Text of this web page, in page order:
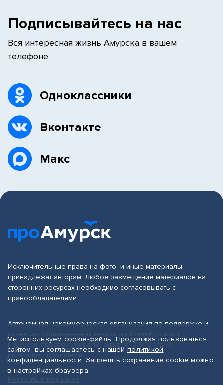
Подписывайтесь на нас
Вся интересная жизнь Амурска в вашем
телефоне
Одноклассники
Вконтакте
Макс
Исключительные права на фото- и иные материалы
принадлежат авторам. Любое размещение материалов на
сторонних ресурсах необходимо согласовывать с
правообладателями.
Автономная некоммерческая организация по поддержке и
г. Амурск, проспект Мира 19, офис № 219 (2 этаж)
proamursk.ru@yandex.ru
Мы используем cookie-файлы. Продолжая пользоваться
сайтом, вы соглашаетесь с нашей политикой
конфиденциальности. Запретить сохранение cookie можно
в настройках браузера.